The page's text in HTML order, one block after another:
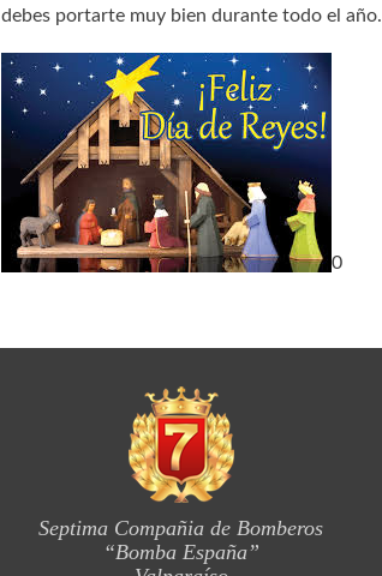
debes portarte muy bien durante todo el año.
0
Septima Compañia de Bomberos
“Bomba España”